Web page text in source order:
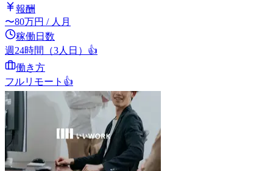
報酬
〜80万円 / 人月
稼働日数
週24時間（3人日） 👍
働き方
フルリモート 👍